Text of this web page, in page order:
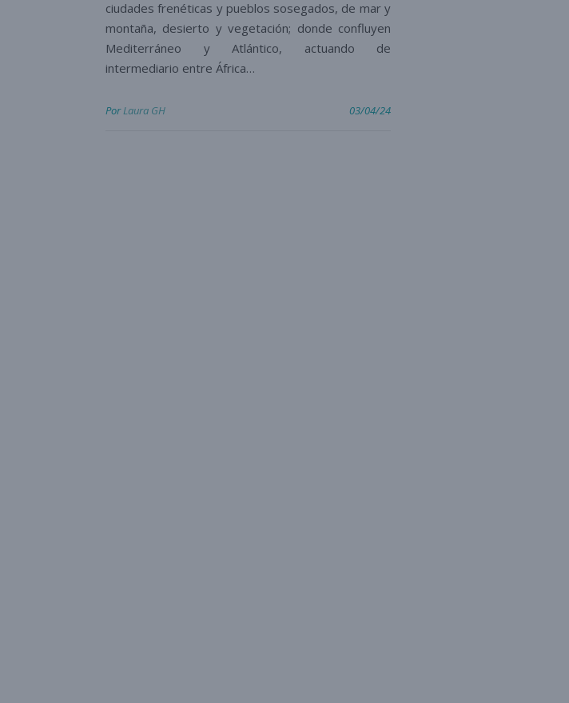
ciudades frenéticas y pueblos sosegados, de mar y
montaña, desierto y vegetación; donde confluyen
Mediterráneo y Atlántico, actuando de
intermediario entre África…
PorLaura GH 03/04/24